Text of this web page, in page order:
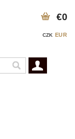
CZK EUR
€0